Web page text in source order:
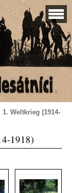
Weltkrieg (1914-
1918)